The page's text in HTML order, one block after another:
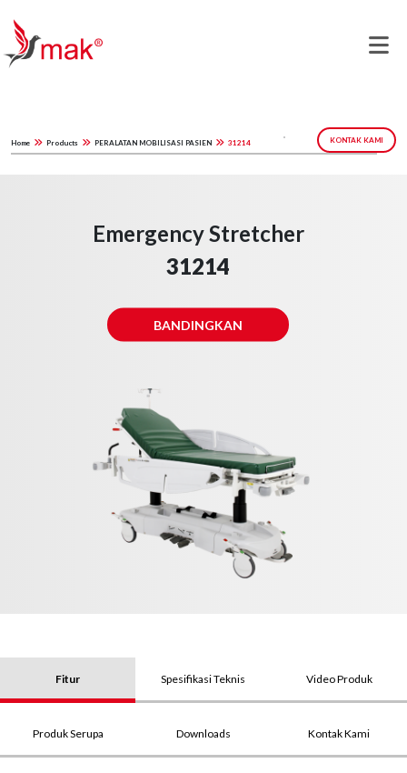
Home Products PERALATAN MOBILISASI PASIEN 31214 KONTAK KAMI
Emergency Stretcher
31214
BANDINGKAN
Fitur Spesifikasi Teknis Video Produk
Produk Serupa Downloads Kontak Kami